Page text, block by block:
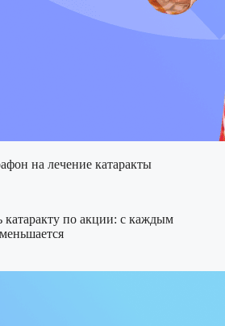
на лечение катаракты
катаракту по акции: с каждым